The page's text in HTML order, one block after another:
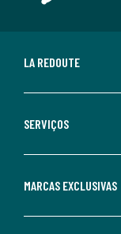
LA REDOUTE
SERVIÇOS
MARCAS EXCLUSIVAS